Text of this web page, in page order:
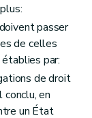
passer
de celles
par:
de droit
en
un État